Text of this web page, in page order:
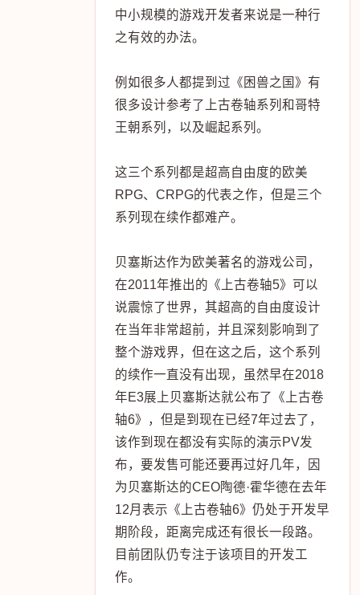
中小规模的游戏开发者来说是一种行
之有效的办法。
例如很多人都提到过《困兽之国》有
很多设计参考了上古卷轴系列和哥特
王朝系列，以及崛起系列。
这三个系列都是超高自由度的欧美
RPG、CRPG的代表之作，但是三个
系列现在续作都难产。
贝塞斯达作为欧美著名的游戏公司，
在2011年推出的《上古卷轴5》可以
说震惊了世界，其超高的自由度设计
在当年非常超前，并且深刻影响到了
整个游戏界，但在这之后，这个系列
的续作一直没有出现，虽然早在2018
年E3展上贝塞斯达就公布了《上古卷
轴6》，但是到现在已经7年过去了，
该作到现在都没有实际的演示PV发
布，要发售可能还要再过好几年，因
为贝塞斯达的CEO陶德·霍华德在去年
12月表示《上古卷轴6》仍处于开发早
期阶段，距离完成还有很长一段路。
目前团队仍专注于该项目的开发工
作。